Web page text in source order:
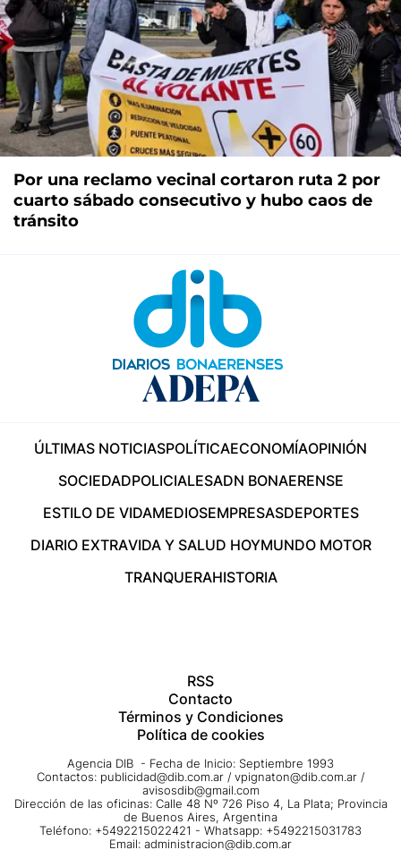
Por una reclamo vecinal cortaron ruta 2 por
cuarto sábado consecutivo y hubo caos de
tránsito
ÚLTIMAS NOTICIASPOLÍTICAECONOMÍAOPINIÓN
SOCIEDADPOLICIALESADN BONAERENSE
ESTILO DE VIDAMEDIOSEMPRESASDEPORTES
DIARIO EXTRAVIDA Y SALUD HOYMUNDO MOTOR
TRANQUERAHISTORIA
RSS
Contacto
Términos y Condiciones
Política de cookies
Agencia DIB - Fecha de Inicio: Septiembre 1993
Contactos: publicidad@dib.com.ar / vpignaton@dib.com.ar /
avisosdib@gmail.com
Dirección de las oficinas: Calle 48 Nº 726 Piso 4, La Plata; Provincia
de Buenos Aires, Argentina
Teléfono: +5492215022421 - Whatsapp: +5492215031783
Email: administracion@dib.com.ar